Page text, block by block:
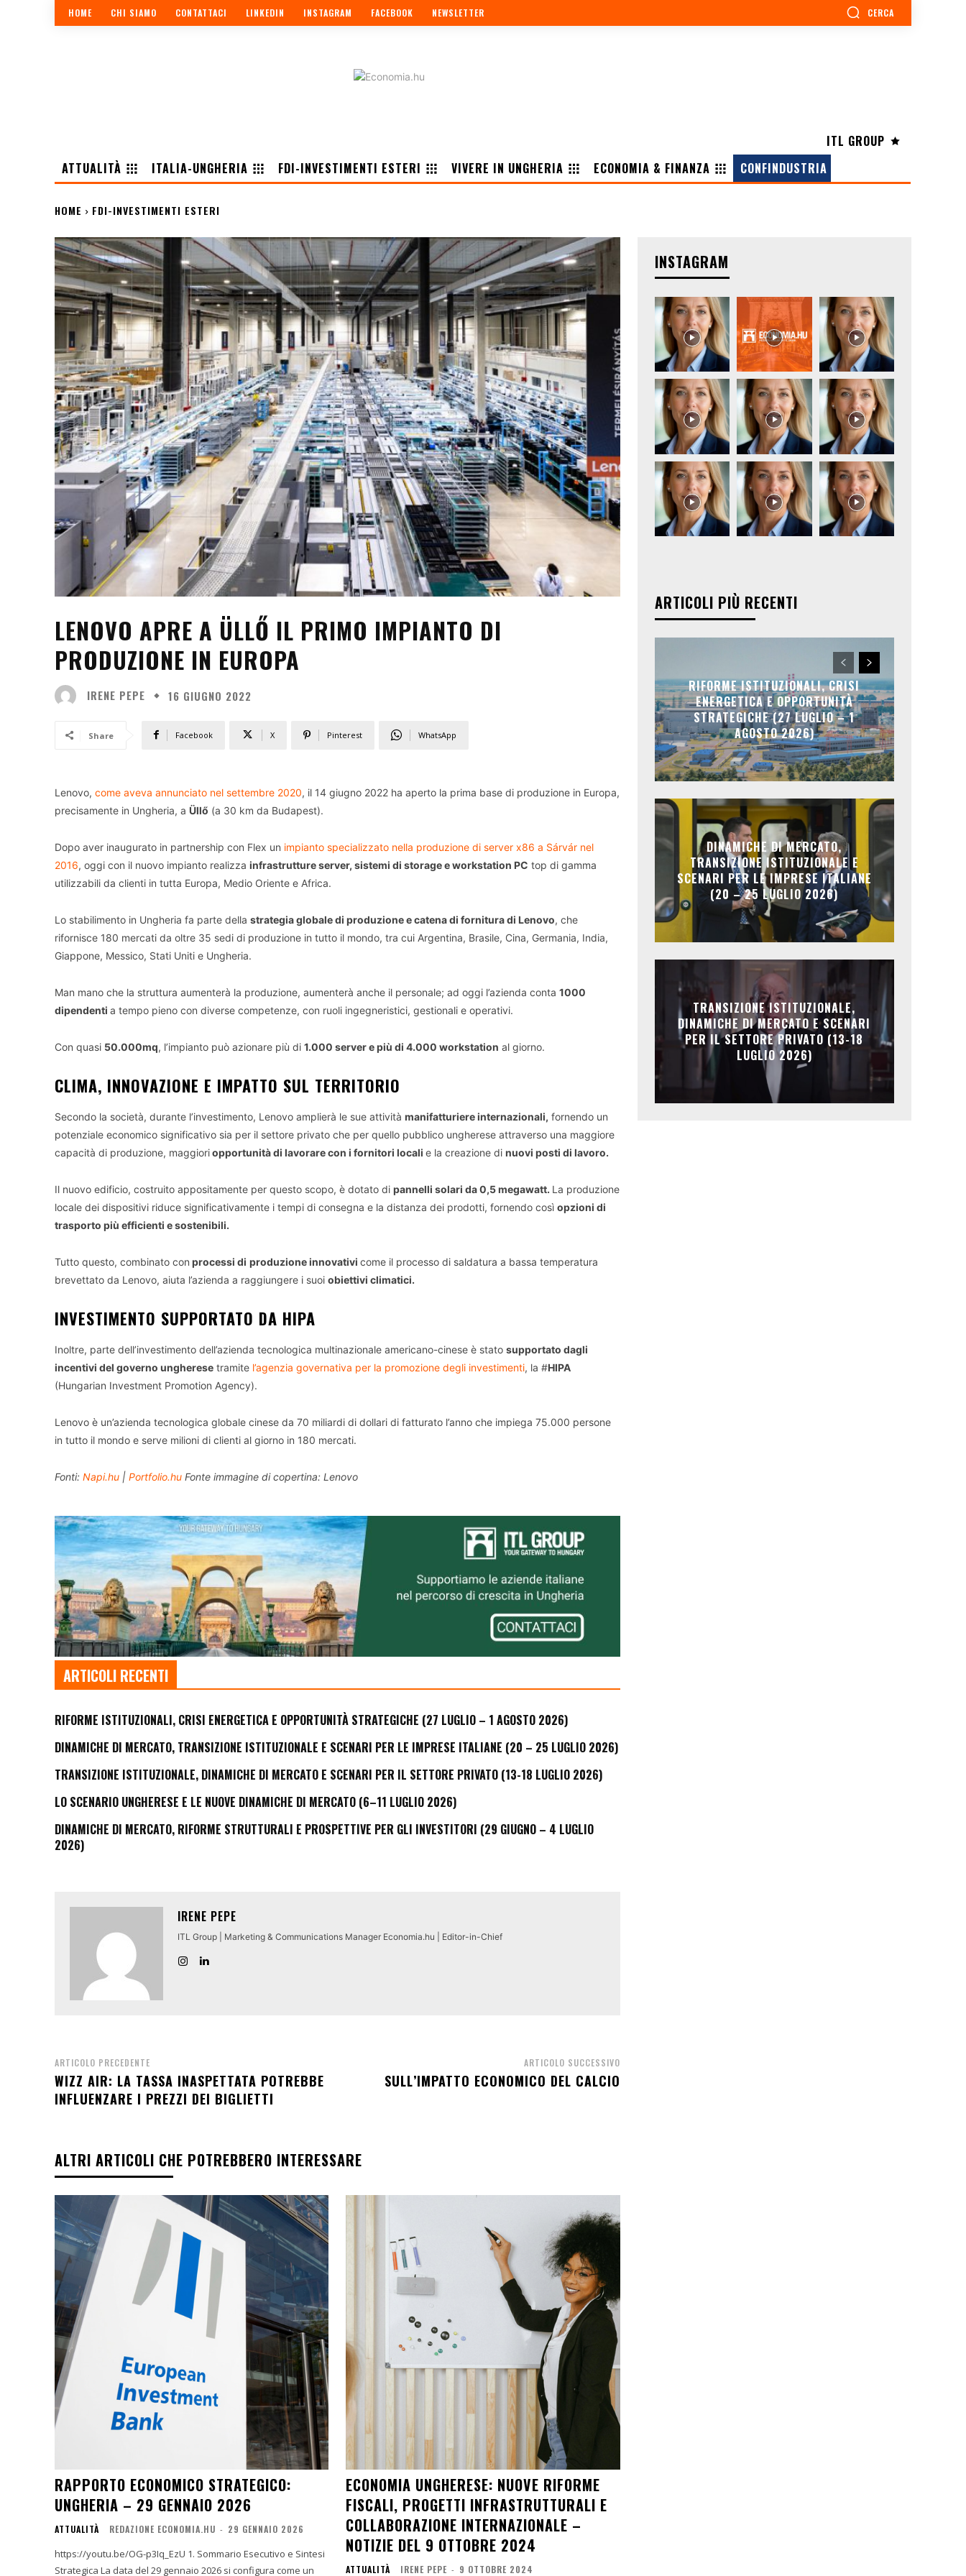
HOME CHI SIAMO CONTATTACI LINKEDIN INSTAGRAM FACEBOOK NEWSLETTER CERCA
ITL GROUP
ATTUALITÀ
ITALIA-UNGHERIA FDI-INVESTIMENTI ESTERI VIVERE IN UNGHERIA ECONOMIA & FINANZA CONFINDUSTRIA
HOME FDI-INVESTIMENTI ESTERI
LENOVO APRE A ÜLLŐ IL PRIMO IMPIANTO DI
PRODUZIONE IN EUROPA
IRENE PEPE 16 GIUGNO 2022
Share Facebook X Pinterest WhatsApp
Lenovo, come aveva annunciato nel settembre 2020, il 14 giugno 2022 ha aperto la prima base di produzione in Europa,
precisamente in Ungheria, a Üllő (a 30 km da Budapest).
Dopo aver inaugurato in partnership con Flex un impianto specializzato nella produzione di server x86 a Sárvár nel
2016, oggi con il nuovo impianto realizza infrastrutture server, sistemi di storage e workstation PC top di gamma
utilizzabili da clienti in tutta Europa, Medio Oriente e Africa.
Lo stabilimento in Ungheria fa parte della strategia globale di produzione e catena di fornitura di Lenovo, che
rifornisce 180 mercati da oltre 35 sedi di produzione in tutto il mondo, tra cui Argentina, Brasile, Cina, Germania, India,
Giappone, Messico, Stati Uniti e Ungheria.
Man mano che la struttura aumenterà la produzione, aumenterà anche il personale; ad oggi l’azienda conta 1000
dipendenti a tempo pieno con diverse competenze, con ruoli ingegneristici, gestionali e operativi.
Con quasi 50.000mq, l’impianto può azionare più di 1.000 server e più di 4.000 workstation al giorno.
CLIMA, INNOVAZIONE E IMPATTO SUL TERRITORIO
Secondo la società, durante l’investimento, Lenovo amplierà le sue attività manifatturiere internazionali, fornendo un
potenziale economico significativo sia per il settore privato che per quello pubblico ungherese attraverso una maggiore
capacità di produzione, maggioriopportunità di lavorare con i fornitori locali e la creazione di nuovi posti di lavoro.
Il nuovo edificio, costruito appositamente per questo scopo, è dotato di pannelli solari da 0,5 megawatt. La produzione
locale dei dispositivi riduce significativamente i tempi di consegna e la distanza dei prodotti, fornendo così opzioni di
trasporto più efficienti e sostenibili.
Tutto questo, combinato con processi di produzione innovativi come il processo di saldatura a bassa temperatura
brevettato da Lenovo, aiuta l’azienda a raggiungere i suoi obiettivi climatici.
INVESTIMENTO SUPPORTATO DA HIPA
Inoltre, parte dell’investimento dell’azienda tecnologica multinazionale americano-cinese è stato supportato dagli
incentivi del governo ungherese tramite l’agenzia governativa per la promozione degli investimenti, la #HIPA
(Hungarian Investment Promotion Agency).
Lenovo è un’azienda tecnologica globale cinese da 70 miliardi di dollari di fatturato l’anno che impiega 75.000 persone
in tutto il mondo e serve milioni di clienti al giorno in 180 mercati.
Fonti: Napi.hu | Portfolio.hu Fonte immagine di copertina: Lenovo
ARTICOLI RECENTI
RIFORME ISTITUZIONALI, CRISI ENERGETICA E OPPORTUNITÀ STRATEGICHE (27 LUGLIO – 1 AGOSTO 2026)
DINAMICHE DI MERCATO, TRANSIZIONE ISTITUZIONALE E SCENARI PER LE IMPRESE ITALIANE (20 – 25 LUGLIO 2026)
TRANSIZIONE ISTITUZIONALE, DINAMICHE DI MERCATO E SCENARI PER IL SETTORE PRIVATO (13-18 LUGLIO 2026)
LO SCENARIO UNGHERESE E LE NUOVE DINAMICHE DI MERCATO (6–11 LUGLIO 2026)
DINAMICHE DI MERCATO, RIFORME STRUTTURALI E PROSPETTIVE PER GLI INVESTITORI (29 GIUGNO – 4 LUGLIO
2026)
IRENE PEPE
ITL Group | Marketing & Communications Manager Economia.hu | Editor-in-Chief
ARTICOLO PRECEDENTE
WIZZ AIR: LA TASSA INASPETTATA POTREBBE
INFLUENZARE I PREZZI DEI BIGLIETTI
ARTICOLO SUCCESSIVO
SULL’IMPATTO ECONOMICO DEL CALCIO
ALTRI ARTICOLI CHE POTREBBERO INTERESSARE
RAPPORTO ECONOMICO STRATEGICO:
UNGHERIA – 29 GENNAIO 2026
ATTUALITÀ REDAZIONE ECONOMIA.HU - 29 GENNAIO 2026
https://youtu.be/OG-p3Iq_EzU 1. Sommario Esecutivo e Sintesi
Strategica La data del 29 gennaio 2026 si configura come un
ECONOMIA UNGHERESE: NUOVE RIFORME
FISCALI, PROGETTI INFRASTRUTTURALI E
COLLABORAZIONE INTERNAZIONALE –
NOTIZIE DEL 9 OTTOBRE 2024
ATTUALITÀ IRENE PEPE - 9 OTTOBRE 2024
INSTAGRAM
ARTICOLI PIÙ RECENTI
RIFORME ISTITUZIONALI, CRISI
ENERGETICA E OPPORTUNITÀ
STRATEGICHE (27 LUGLIO – 1
AGOSTO 2026)
DINAMICHE DI MERCATO,
TRANSIZIONE ISTITUZIONALE E
SCENARI PER LE IMPRESE ITALIANE
(20 – 25 LUGLIO 2026)
TRANSIZIONE ISTITUZIONALE,
DINAMICHE DI MERCATO E SCENARI
PER IL SETTORE PRIVATO (13-18
LUGLIO 2026)